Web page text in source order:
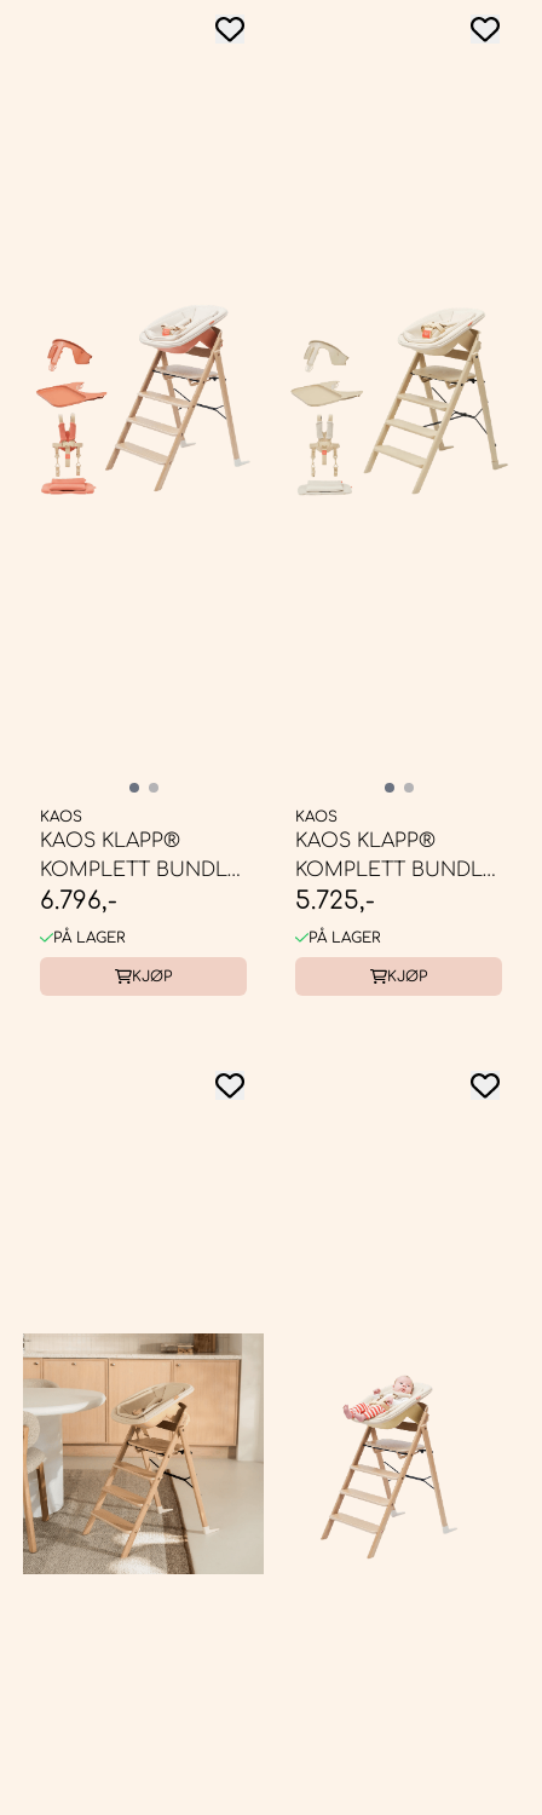
KAOS
KAOS KLAPP®
KOMPLETT BUNDLE
- BARNESTOL EIK
NATUR
6.796,-
PÅ LAGER
KJØP
KAOS
KAOS KLAPP®
KOMPLETT BUNDLE
- BARNESTOL ...
5.725,-
PÅ LAGER
KJØP